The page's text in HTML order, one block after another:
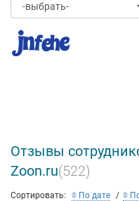
Отзывы
Zoon.ru(522)
Сортировать: По дате